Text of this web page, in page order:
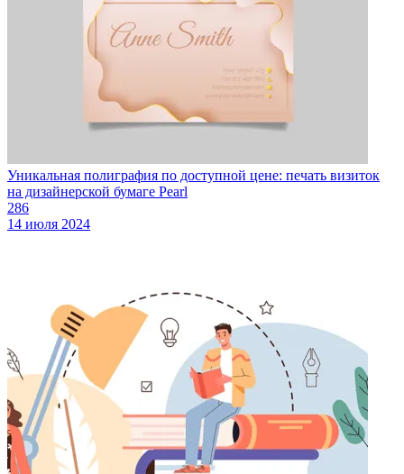
Уникальная полиграфия по доступной цене: печать визиток
на дизайнерской бумаге Pearl
286
14 июля 2024